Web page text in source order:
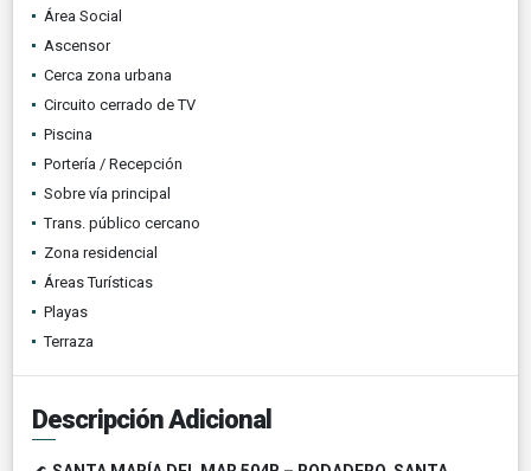
Área Social
Ascensor
Cerca zona urbana
Circuito cerrado de TV
Piscina
Portería / Recepción
Sobre vía principal
Trans. público cercano
Zona residencial
Áreas Turísticas
Playas
Terraza
Descripción Adicional